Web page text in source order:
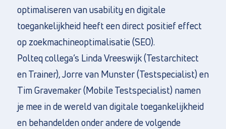
optimaliseren van usability en digitale
toegankelijkheid heeft een direct positief effect
op zoekmachineoptimalisatie (SEO).
Polteq collega’s Linda Vreeswijk (Testarchitect
en Trainer), Jorre van Munster (Testspecialist) en
Tim Gravemaker (Mobile Testspecialist) namen
je mee in de wereld van digitale toegankelijkheid
en behandelden onder andere de volgende